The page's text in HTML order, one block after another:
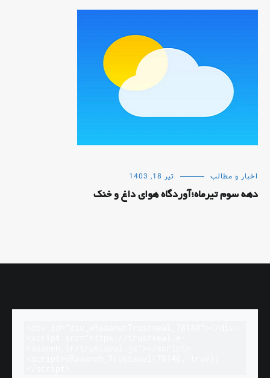
اخبار و مطالب تیر 18, 1403
دهه سوم تیرماه؛آوردگاه هوای داغ و خنک